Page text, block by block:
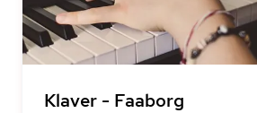
Klaver - Faaborg